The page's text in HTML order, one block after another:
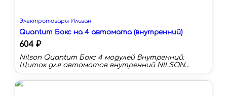
Электротовары Ильван
Quantum Бокс на 4 автомата (внутренний)
604 ₽
Nilson Quantum Бокс 4 модулей Внутренний.
Щиток для автоматов внутренний NILSON
quantum используется для размещения
низковольтного модульного оборудования и
автоматики. Благодаря элегантному дизайну